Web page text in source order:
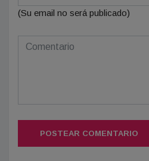
(Su email no será publicado)
POSTEAR COMENTARIO